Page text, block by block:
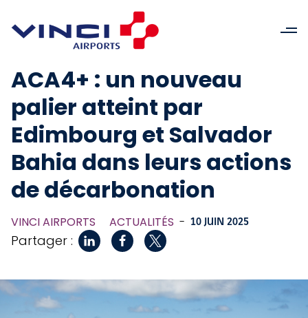
ACA4+ : un nouveau
palier atteint par
Edimbourg et Salvador
Bahia dans leurs actions
de décarbonation
VINCI AIRPORTS ACTUALITÉS - 10 JUIN 2025
Partager :